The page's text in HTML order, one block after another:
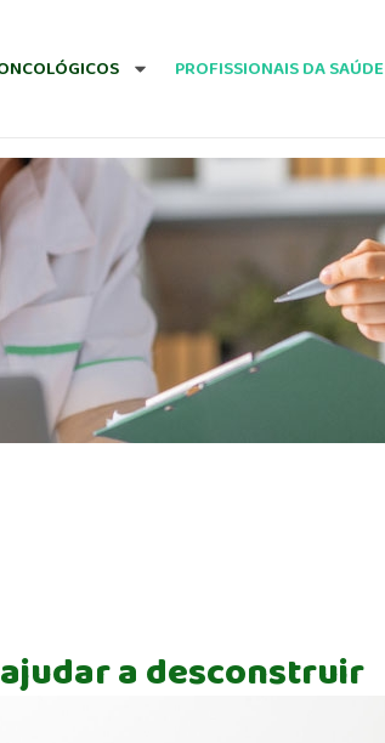
PROFISSIONAIS DA SAÚDE
a desconstruir